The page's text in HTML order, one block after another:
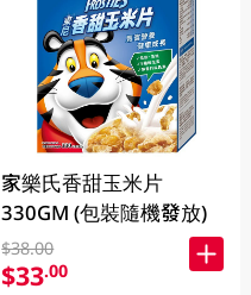
家樂氏香甜玉米片
330GM (包裝隨機發放)
$38.00
$33.00